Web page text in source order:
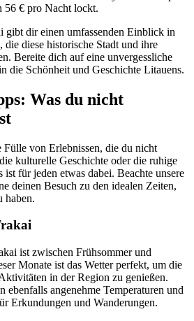
56 € pro Nacht lockt.
gibt dir einen umfassenden Einblick in
diese historische Stadt und ihre
Bereite dich auf eine unvergessliche
die Schönheit und Geschichte Litauens.
Was du nicht
Fülle von Erlebnissen, die du nicht
kulturelle Geschichte oder die ruhige
ist für jeden etwas dabei. Beachte unsere
deinen Besuch zu den idealen Zeiten,
haben.
ist zwischen Frühsommer und
Monate ist das Wetter perfekt, um die
in der Region zu genießen.
ebenfalls angenehme Temperaturen und
Erkundungen und Wanderungen.